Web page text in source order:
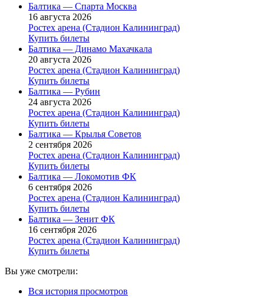
Балтика — Спарта Москва
16 августа 2026
Ростех арена (Стадион Калининград)
Купить билеты
Балтика — Динамо Махачкала
20 августа 2026
Ростех арена (Стадион Калининград)
Купить билеты
Балтика — Рубин
24 августа 2026
Ростех арена (Стадион Калининград)
Купить билеты
Балтика — Крылья Советов
2 сентября 2026
Ростех арена (Стадион Калининград)
Купить билеты
Балтика — Локомотив ФК
6 сентября 2026
Ростех арена (Стадион Калининград)
Купить билеты
Балтика — Зенит ФК
16 сентября 2026
Ростех арена (Стадион Калининград)
Купить билеты
Вы уже смотрели:
Вся история просмотров